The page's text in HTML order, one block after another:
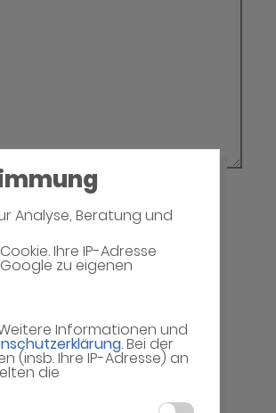
Analyse, Beratung und
Ihre IP-Adresse
zu eigenen
Informationen und
. Bei der
(insb. Ihre IP-Adresse) an
die